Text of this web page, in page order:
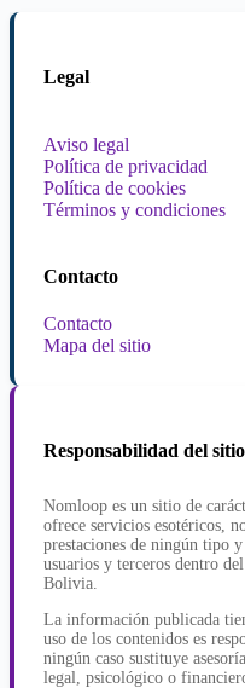
Legal
Aviso legal
Política de privacidad
Política de cookies
Términos y condiciones
Contacto
Contacto
Mapa del sitio
Responsabilidad del sitio
Nomloop es un sitio de
ofrece servicios esotéricos,
prestaciones de ningún tipo
usuarios y terceros dentro
Bolivia.
La información publicada
uso de los contenidos es
ningún caso sustituye
legal, psicológico o